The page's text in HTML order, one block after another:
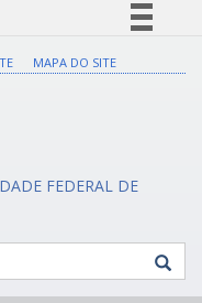
Legislação
MAPA DO SITE
FEDERAL DE